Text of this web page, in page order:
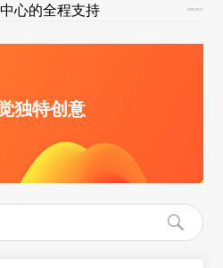
心的全程支持 2026-08-01
独特创意